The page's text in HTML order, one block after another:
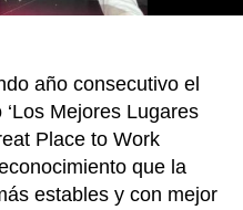
año consecutivo el
Mejores Lugares
Place to Work
que la
estables y con mejor